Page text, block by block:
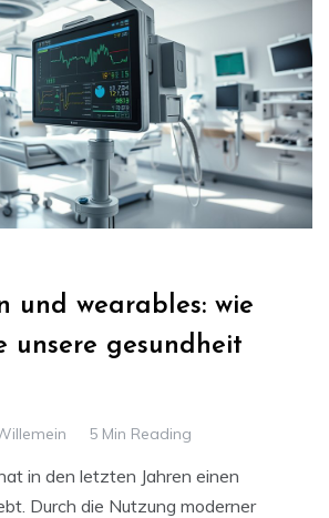
und wearables: wie
unsere gesundheit
5 Min Reading
in den letzten Jahren einen
Durch die Nutzung moderner